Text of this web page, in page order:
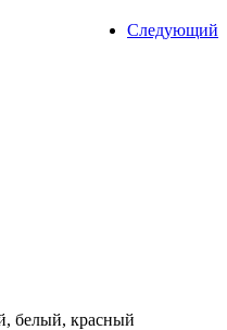
Следующий
белый, красный